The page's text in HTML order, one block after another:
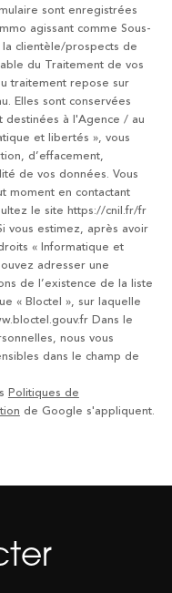
sont enregistrées
agissant comme Sous-
clientèle/prospects de
du Traitement de vos
traitement repose sur
Elles sont conservées
destinées à l'Agence / au
et libertés », vous
d’effacement,
de vos données. Vous
moment en contactant
le site https://cnil.fr/fr
vous estimez, après avoir
« Informatique et
adresser une
de l’existence de la liste
« Bloctel », sur laquelle
Dans le
nous vous
dans le champ de
Politiques de
de Google s'appliquent.